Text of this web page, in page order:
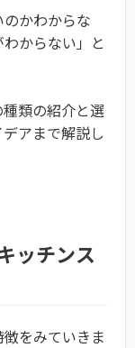
かわからな
からない」と
類の紹介と選
アまで解説し
ッチンス
をみていきま